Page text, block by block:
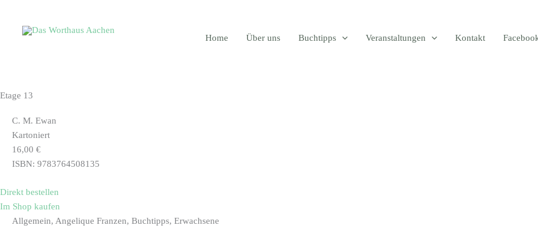
springen
Home Über uns Buchtipps Veranstaltungen Kontakt
Etage 13
C. M. Ewan
Kartoniert
16,00 €
ISBN: 9783764508135
Direkt bestellen
Im Shop kaufen
Allgemein, Angelique Franzen, Buchtipps, Erwachsene